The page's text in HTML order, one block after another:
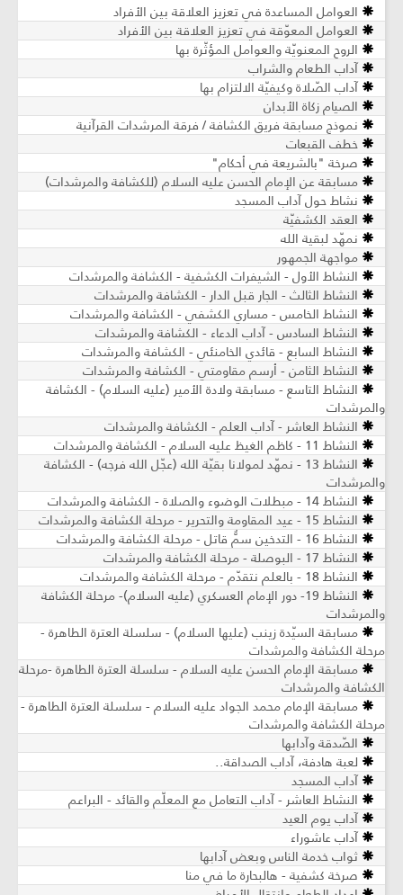
العوامل المساعدة في تعزيز العلاقة بين الأفراد
العوامل المعوّقة في تعزيز العلاقة بين الأفراد
الروح المعنويّة والعوامل المؤثّرة بھا
آداب الطعام والشراب
آداب الصّلاة وكيفيّة الالتزام بها
الصيام زكاة الأبدان
نموذج مسابقة فريق الكشافة / فرقة المرشدات القرآنية
خطف القبعات
صرخة "بالشريعة في أحكام"
مسابقة عن الإمام الحسن عليه السلام (للكشافة والمرشدات)
نشاط حول آداب المسجد
العقد الكشفيّة
نمهّد لبقية الله
مواجهة الجمهور
النشاط الأول - الشيفرات الكشفية - الكشافة والمرشدات
النشاط الثالث - الجار قبل الدار - الكشافة والمرشدات
النشاط الخامس - مساري الكشفي - الكشافة والمرشدات
النشاط السادس - آداب الدعاء - الكشافة والمرشدات
النشاط السابع - قائدي الخامنئي - الكشافة والمرشدات
النشاط الثامن - أرسم مقاومتي - الكشافة والمرشدات
النشاط التاسع - مسابقة ولادة الأمير (عليه السلام) - الكشافة
والمرشدات
النشاط العاشر - آداب العلم - الكشافة والمرشدات
النشاط 11 - كاظم الغيظ عليه السلام - الكشافة والمرشدات
النشاط 13 - نمهّد لمولانا بقيّة الله (عجّل الله فرجه) - الكشافة
والمرشدات
النشاط 14 - مبطلات الوضوء والصلاة - الكشافة والمرشدات
النشاط 15 - عيد المقاومة والتحرير - مرحلة الكشافة والمرشدات
النشاط 16 - التدخين سمٌّ قاتل - مرحلة الكشافة والمرشدات
النشاط 17 - البوصلة - مرحلة الكشافة والمرشدات
النشاط 18 - بالعلم نتقدّم - مرحلة الكشافة والمرشدات
النشاط 19- دور الإمام العسكري (عليه السلام)- مرحلة الكشافة
والمرشدات
مسابقة السيّدة زينب (عليها السلام) - سلسلة العترة الطاهرة -
مرحلة الكشافة والمرشدات
مسابقة الإمام الحسن عليه السلام - سلسلة العترة الطاهرة -مرحلة
الكشافة والمرشدات
مسابقة الإمام محمد الجواد عليه السلام - سلسلة العترة الطاهرة -
مرحلة الكشافة والمرشدات
الصّدقة وآدابها
لعبة هادفة، آداب الصداقة..
آداب المسجد
النشاط العاشر - آداب التعامل مع المعلّم والقائد - البراعم
آداب يوم العيد
آداب عاشوراء
ثواب خدمة الناس وبعض آدابها
صرخة كشفية - هالبحارة ما في منا